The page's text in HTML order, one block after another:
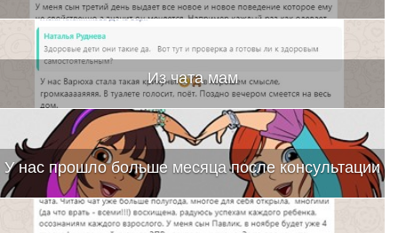
Из чата мам
У нас прошло больше месяца после консультации